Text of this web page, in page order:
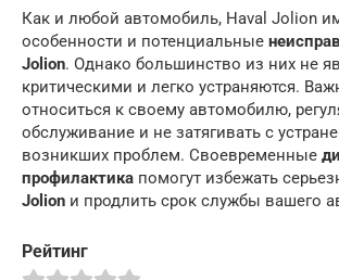
Как и любой автомобиль, Haval Jolion
особенности и потенциальные
Jolion. Однако большинство из них не
критическими и легко устраняются.
относиться к своему автомобилю,
обслуживание и не затягивать с
возникших проблем. Своевременные
профилактика помогут избежать
Jolion и продлить срок службы вашего
Рейтинг